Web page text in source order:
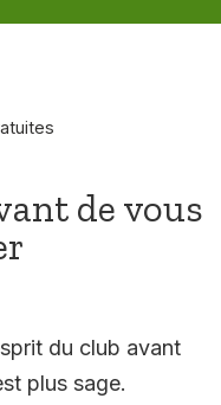
de vous
du club avant
plus sage.